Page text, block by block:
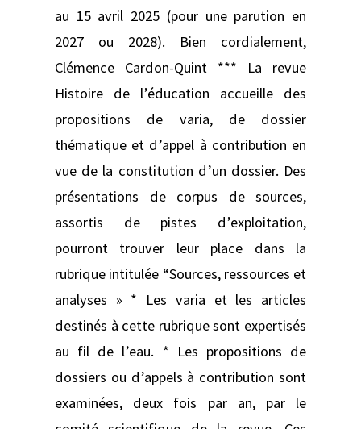
au 15 avril 2025 (pour une parution en
2027 ou 2028). Bien cordialement,
Clémence Cardon-Quint *** La revue
Histoire de l’éducation accueille des
propositions de varia, de dossier
thématique et d’appel à contribution en
vue de la constitution d’un dossier. Des
présentations de corpus de sources,
assortis de pistes d’exploitation,
pourront trouver leur place dans la
rubrique intitulée “Sources, ressources et
analyses » * Les varia et les articles
destinés à cette rubrique sont expertisés
au fil de l’eau. * Les propositions de
dossiers ou d’appels à contribution sont
examinées, deux fois par an, par le